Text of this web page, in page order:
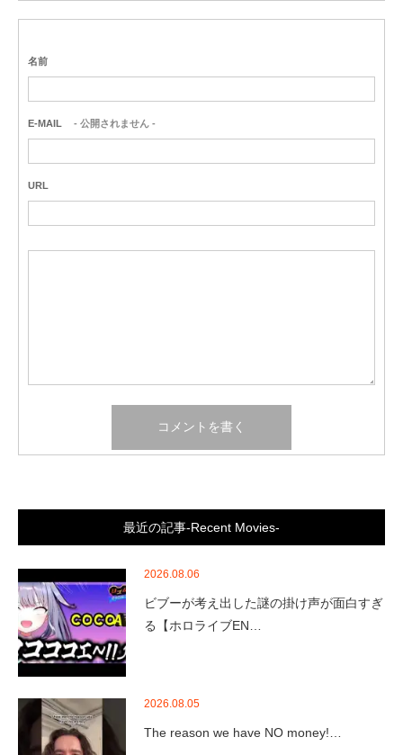
名前
E-MAIL - 公開されません -
URL
最近の記事-Recent Movies-
2026.08.06
ビブーが考え出した謎の掛け声が面白すぎ
る【ホロライブEN…
2026.08.05
The reason we have NO money!…